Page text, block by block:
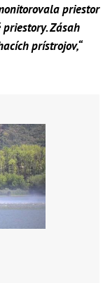
priestor
Zásah
prístrojov,“